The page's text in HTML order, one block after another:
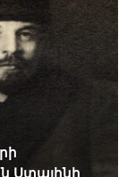
Ստալինի